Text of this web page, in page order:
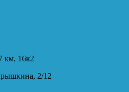
км, 16к2
2/12